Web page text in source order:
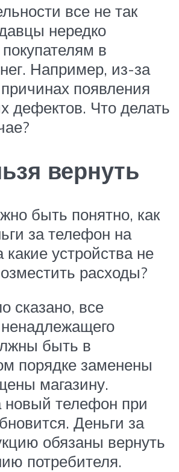
все не так
нередко
в
Например, из-за
появления
дефектов. Что делать
вернуть
быть понятно, как
за телефон на
какие устройства не
расходы?
сказано, все
быть в
порядке заменены
магазину.
новый телефон при
Деньги за
обязаны вернуть
потребителя.